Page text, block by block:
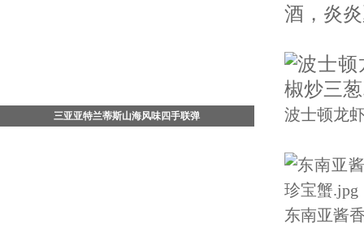
三亚亚特兰蒂斯山海风味四手联弹
酒，炎
波士顿龙
东南亚酱